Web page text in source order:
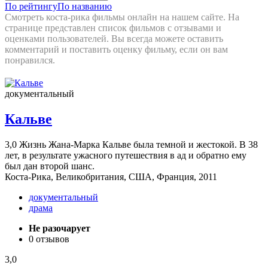
По рейтингуПо названию
Смотреть коста-рика фильмы онлайн на нашем сайте. На
странице представлен список фильмов с отзывами и
оценками пользователей. Вы всегда можете оставить
комментарий и поставить оценку фильму, если он вам
понравился.
документальный
Кальве
3,0 Жизнь Жана-Марка Кальве была темной и жестокой. В 38
лет, в результате ужасного путешествия в ад и обратно ему
был дан второй шанс.
Коста-Рика, Великобритания, США, Франция, 2011
документальный
драма
Не разочарует
0 отзывов
3,0